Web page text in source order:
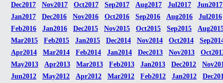
Dec2017
Nov2017 Oct2017 Sep2017 Aug2017 Jul2017
Jun2017
Jan2017
Dec2016 Nov2016 Oct2016 Sep2016 Aug2016
Jul2016
Feb2016
Jan2016 Dec2015 Nov2015 Oct2015 Sep2015
Mar2015
Feb2015 Jan2015 Dec2014 Nov2014 Oct2014
Apr2014
Mar2014 Feb2014 Jan2014 Dec2013 Nov2013
May2013
Apr2013 Mar2013 Feb2013 Jan2013 Dec2012
Jun2012
May2012 Apr2012 Mar2012 Feb2012 Jan2012